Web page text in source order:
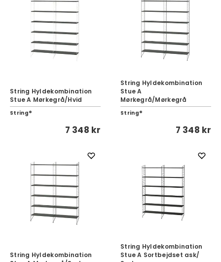
String Hyldekombination
Stue A Mørkegrå/Hvid
String®
7 348 kr
String Hyldekombination
Stue A
Mørkegrå/Mørkegrå
String®
7 348 kr
String Hyldekombination
String Hyldekombination
Stue A Sortbejdset ask/